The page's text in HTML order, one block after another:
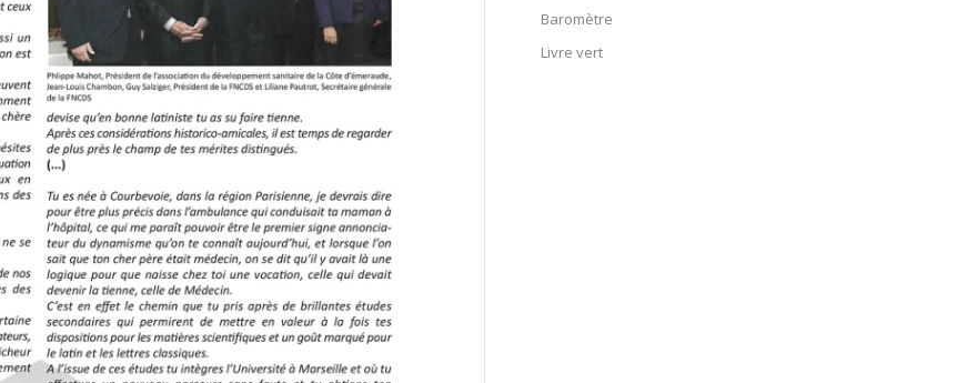
Baromètre
Livre vert